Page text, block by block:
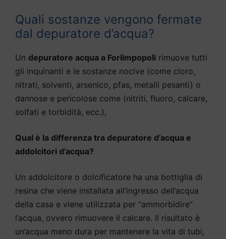
Quali sostanze vengono fermate
dal depuratore d’acqua?
Un depuratore acqua a Forlimpopoli rimuove tutti
gli inquinanti e le sostanze nocive (come cloro,
nitrati, solventi, arsenico, pfas, metalli pesanti) o
dannose e pericolose come (nitriti, fluoro, calcare,
solfati e torbidità, ecc.),
Qual è la differenza tra depuratore d’acqua e
addolcitori d’acqua?
Un addolcitore o dolcificatore ha una bottiglia di
resina che viene installata all’ingresso dell’acqua
della casa e viene utilizzata per “ammorbidire”
l’acqua, ovvero rimuovere il calcare. Il risultato è
un’acqua meno dura per mantenere la vita di tubi,